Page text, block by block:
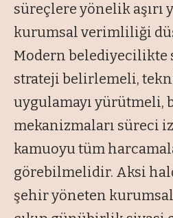
süreçlere yönelik aşırı
kurumsal verimliliği
Modern belediyecilikte
strateji belirlemeli,
uygulamayı yürütmeli,
mekanizmaları süreci
kamuoyu tüm
görebilmelidir. Aksi
şehir yöneten